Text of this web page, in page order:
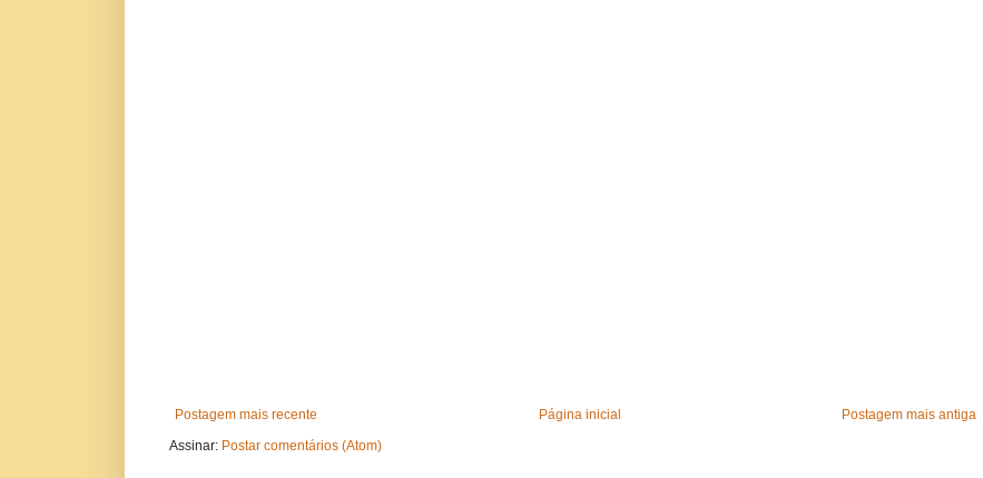
Postagem mais recente Postagem mais antiga
Página inicial
Assinar: Postar comentários (Atom)